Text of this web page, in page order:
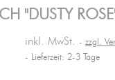
"DUSTY
inkl. MwSt.
zzgl.
Lieferzeit: 2-3 Tage